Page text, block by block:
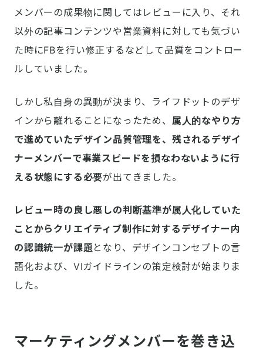
メンバーの成果物に関してはレビューに入り、それ
以外の記事コンテンツや営業資料に対しても気づい
た時にFBを行い修正するなどして品質をコントロー
ルしていました。
しかし私自身の異動が決まり、ライフドットのデザ
インから離れることになったため、 属人的なやり方
で進めていたデザイン品質管理を、残されるデザイ
ナーメンバーで事業スピードを損なわないように行
える状態にする必要が出てきました。
レビュー時の良し悪しの判断基準が属人化していた
ことからクリエイティブ制作に対するデザイナー内
の認識統一が課題 となり、デザインコンセプトの言
語化および、VIガイドラインの策定検討が始まりま
した。
マーケティングメンバーを巻き込